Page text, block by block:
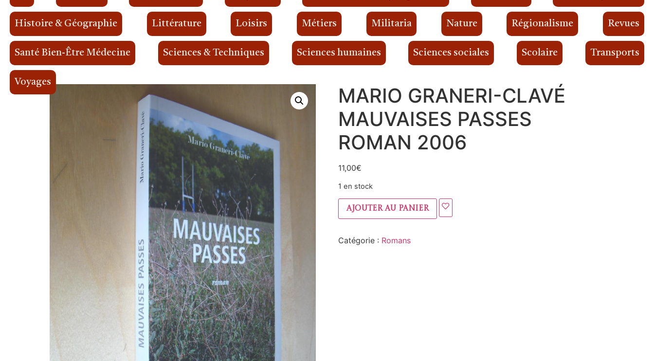
Histoire & Géographie Littérature Loisirs Métiers Militaria Nature Régionalisme Revues
Santé Bien-Être Médecine Sciences & Techniques Sciences humaines Sciences sociales Scolaire Transports
Voyages
MARIO GRANERI-CLAVÉ
MAUVAISES PASSES
ROMAN 2006
11,00€
1 en stock
Ajouter au panier
Catégorie : Romans